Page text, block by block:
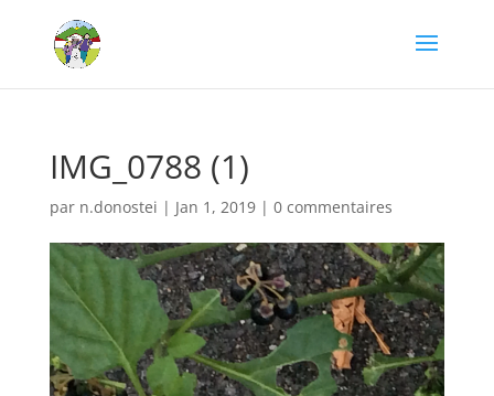
IMG_0788 (1)
par n.donostei | Jan 1, 2019| 0 commentaires